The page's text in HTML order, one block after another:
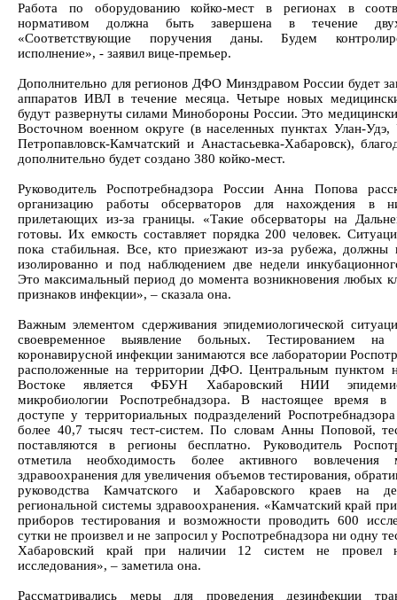
Работа по оборудованию койко-мест в регионах в
нормативом должна быть завершена в течение
«Соответствующие поручения даны. Будем
исполнение», - заявил вице-премьер.
Дополнительно для регионов ДФО Минздравом России будет
аппаратов ИВЛ в течение месяца. Четыре новых
будут развернуты силами Минобороны России. Это
Восточном военном округе (в населенных пунктах Улан-Удэ,
Петропавловск-Камчатский и Анастасьевка-Хабаровск),
дополнительно будет создано 380 койко-мест.
Руководитель Роспотребнадзора России Анна Попова
организацию работы обсерваторов для нахождения в
прилетающих из-за границы. «Такие обсерваторы на
готовы. Их емкость составляет порядка 200 человек.
пока стабильная. Все, кто приезжают из-за рубежа, должны
изолированно и под наблюдением две недели
Это максимальный период до момента возникновения любых
признаков инфекции», – сказала она.
Важным элементом сдерживания эпидемиологической
своевременное выявление больных. Тестированием на
коронавирусной инфекции занимаются все лаборатории
расположенные на территории ДФО. Центральным пунктом
Востоке является ФБУН Хабаровский НИИ
микробиологии Роспотребнадзора. В настоящее время в
доступе у территориальных подразделений
более 40,7 тысяч тест-систем. По словам Анны Поповой,
поставляются в регионы бесплатно. Руководитель
отметила необходимость более активного вовлечения
здравоохранения для увеличения объемов тестирования,
руководства Камчатского и Хабаровского краев на
региональной системы здравоохранения. «Камчатский край
приборов тестирования и возможности проводить 600
сутки не произвел и не запросил у Роспотребнадзора ни одну
Хабаровский край при наличии 12 систем не провел
исследования», – заметила она.
Рассматривались меры для проведения дезинфекции